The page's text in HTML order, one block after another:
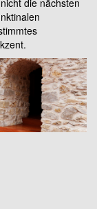
die nächsten